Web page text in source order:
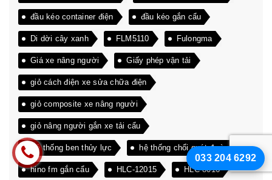
đầu kéo container điện đầu kéo gắn cẩu
Di dời cây xanh FLM5110 Fulongma
Giá xe nâng người Giấy phép vận tải
giỏ cách điện xe sửa chữa điện
giỏ composite xe nâng người
giỏ nâng người gắn xe tải cẩu
Hệ thống ben thủy lực hệ thống chổi quét đường
hino fm gắn cẩu HLC-12015 HLC-8016
033 204 6292